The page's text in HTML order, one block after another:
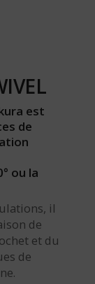
est
de
ou la
il
de
et du
de